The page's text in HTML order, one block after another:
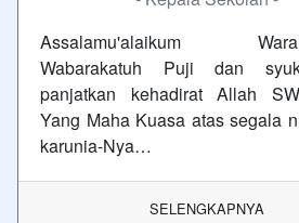
Assalamu'alaikum
Wabarakatuh Puji dan
panjatkan kehadirat Allah
Yang Maha Kuasa atas segala
karunia-Nya…
SELENGKAPNYA